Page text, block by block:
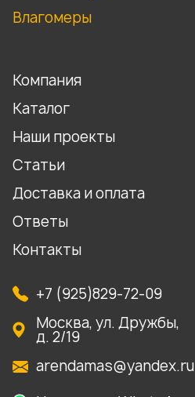
Влагомеры
Компания
Каталог
Наши проекты
Статьи
Доставка и оплата
Ответы
Контакты
+7 (925)829-72-09
Москва, ул. Дружбы,
д. 2/19
arendamas@yandex.ru